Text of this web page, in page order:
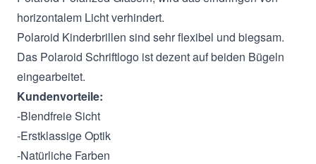
horizontalem Licht verhindert.
Polaroid Kinderbrillen sind sehr flexibel und biegsam.
Das Polaroid Schriftlogo ist dezent auf beiden Bügeln
eingearbeitet.
Kundenvorteile:
-Blendfreie Sicht
-Erstklassige Optik
-Natürliche Farben